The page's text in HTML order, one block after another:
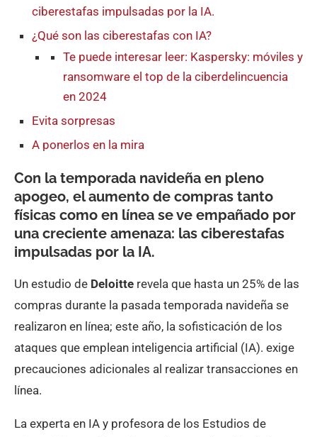
ciberestafas impulsadas por la IA.
¿Qué son las ciberestafas con IA?
Te puede interesar leer: Kaspersky: móviles y
ransomware el top de la ciberdelincuencia
en 2024
Evita sorpresas
A ponerlos en la mira
Con la temporada navideña en pleno
apogeo, el aumento de compras tanto
físicas como en línea se ve empañado por
una creciente amenaza: las ciberestafas
impulsadas por la IA.
Un estudio de Deloitte revela que hasta un 25% de las
compras durante la pasada temporada navideña se
realizaron en línea; este año, la sofisticación de los
ataques que emplean inteligencia artificial (IA). exige
precauciones adicionales al realizar transacciones en
línea.
La experta en IA y profesora de los Estudios de